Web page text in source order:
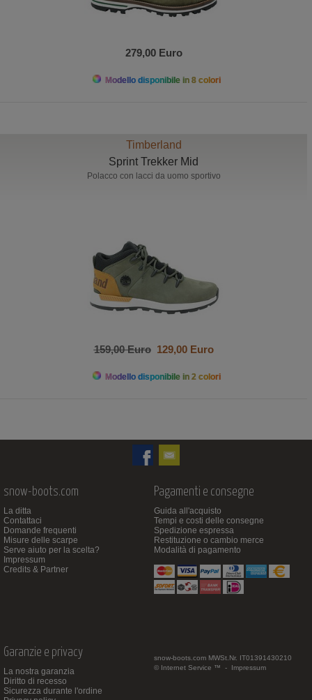
279,00 Euro
Modello disponibile in 8 colori
Timberland
Sprint Trekker Mid
Polacco con lacci da uomo sportivo
159,00 Euro129,00 Euro
Modello disponibile in 2 colori
snow-boots.com
La ditta
Contattaci
Domande frequenti
Misure delle scarpe
Serve aiuto per la scelta?
Impressum
Credits & Partner
Pagamenti e consegne
Guida all'acquisto
Tempi e costi delle consegne
Spedizione espressa
Restituzione o cambio merce
Modalità di pagamento
Garanzie e privacy
La nostra garanzia
Diritto di recesso
Sicurezza durante l'ordine
snow-boots.com MWSt.Nr. IT01391430210
© Internet Service ™ - Impressum